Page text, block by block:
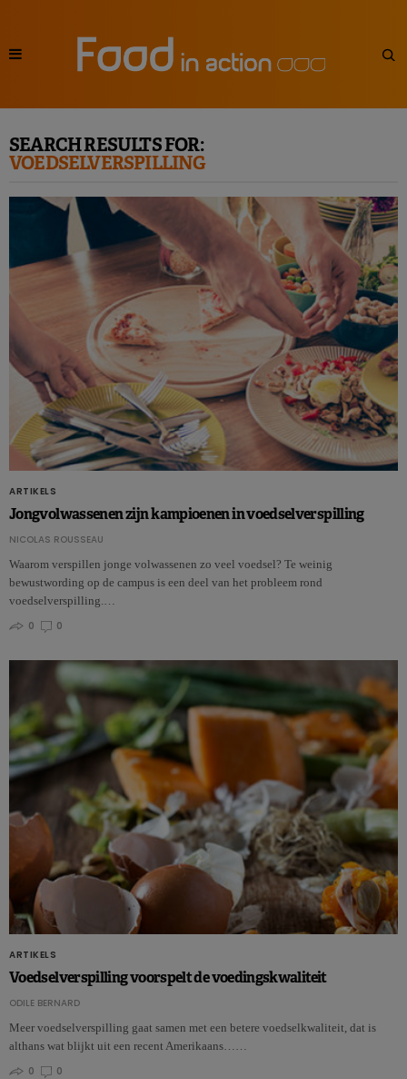
SEARCH RESULTS FOR:
VOEDSELVERSPILLING
ARTIKELS
Jongvolwassenen zijn kampioenen in voedselverspilling
NICOLAS ROUSSEAU
Waarom verspillen jonge volwassenen zo veel voedsel? Te weinig
bewustwording op de campus is een deel van het probleem rond
voedselverspilling.…
0
0
ARTIKELS
Voedselverspilling voorspelt de voedingskwaliteit
ODILE BERNARD
Meer voedselverspilling gaat samen met een betere voedselkwaliteit, dat is
althans wat blijkt uit een recent Amerikaans……
0
0